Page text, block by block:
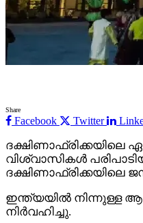
Share
Facebook Twitter
ദക്ഷിണാഫ്രിക്കയിലെ
വിശ്വാസികൾ
ദക്ഷിണാഫ്രിക്കയിലെ
ഇന്ത്യയിൽ നിന്നുള്ള
നിർവഹിച്ചു.